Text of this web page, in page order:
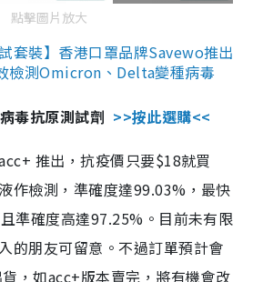
點擊圖片放大
套裝】香港口罩品牌Savewo推出
檢測Omicron、Delta變種病毒
毒抗原測試劑 >>按此選購<<
推出，抗疫價只要$18就買
作檢測，準確度達99.03%，最快
準確度高達97.25%。目前未有限
的朋友可留意。不過訂單預計會
，如acc+版本賣完，將有機會改